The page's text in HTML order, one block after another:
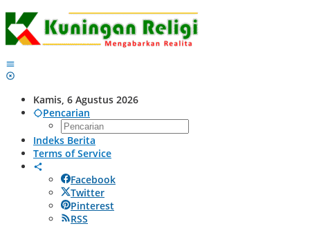
Lewati
ke
konten
Kamis, 6 Agustus 2026
Pencarian
Indeks Berita
Terms of Service
Facebook
Twitter
Pinterest
RSS